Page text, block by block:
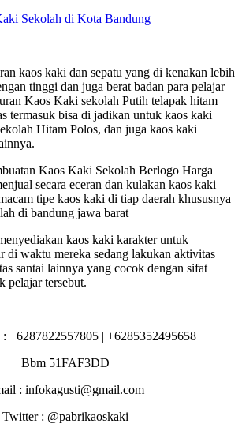
kaos kaki dan sepatu yang di kenakan lebih
tinggi dan juga berat badan para pelajar
Kaos Kaki sekolah Putih telapak hitam
termasuk bisa di jadikan untuk kaos kaki
Hitam Polos, dan juga kaos kaki
Kaos Kaki Sekolah Berlogo Harga
secara eceran dan kulakan kaos kaki
tipe kaos kaki di tiap daerah khususnya
di bandung jawa barat
kaos kaki karakter untuk
di waktu mereka sedang lakukan aktivitas
santai lainnya yang cocok dengan sifat
pelajar tersebut.
+6287822557805 | +6285352495658
Bbm 51FAF3DD
: infokagusti@gmail.com
Twitter : @pabrikaoskaki